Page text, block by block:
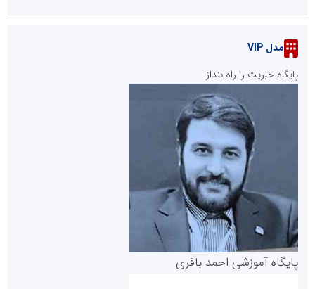
مدل VIP
پایگاه خبریت را راه بنداز
پایگاه آموزشی احمد باقری